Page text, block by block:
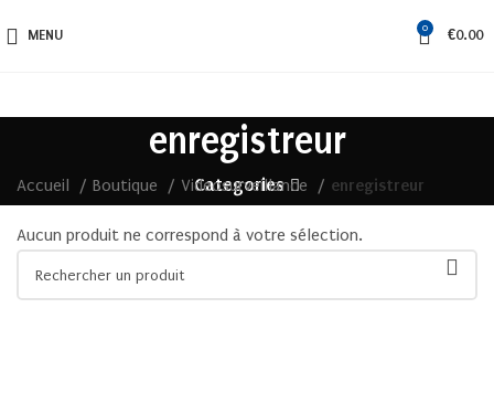
MENU
0
€0.00
enregistreur
Categories
Accueil Boutique Videosurveillance enregistreur
Aucun produit ne correspond à votre sélection.